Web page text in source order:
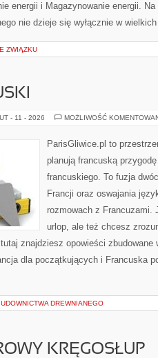
energii i Magazynowanie energii.
nie dzieje się wyłącznie w
ZWIĄZKU
- 11 - 2026 MOŻLIWOŚĆ
ParisGliwice.pl to
planują francuską
francuskiego. To fuzja
Francji oraz oswajania
rozmowach z Francuzami.
urlop, ale też chcesz
znajdziesz opowieści zbudowane
dla początkujących i Francuska
DREWNIANEGO
KRĘGOSŁUP